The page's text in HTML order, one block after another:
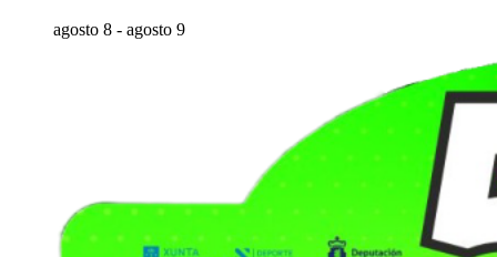
agosto 8 - agosto 9